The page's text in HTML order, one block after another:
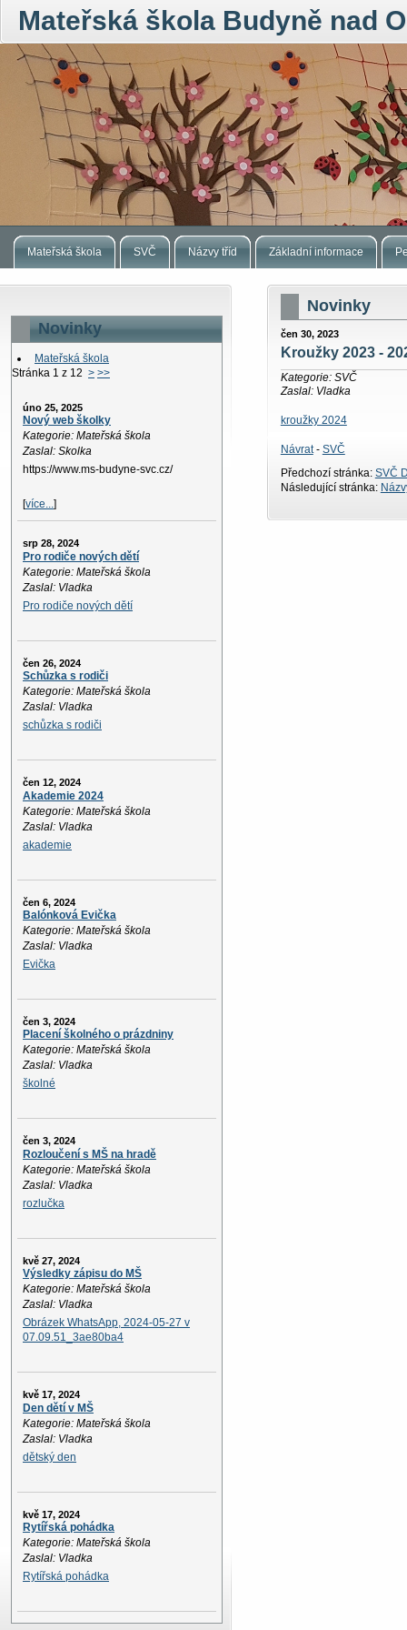
Mateřská škola Budyně nad
Mateřská škola SVČ Názvy tříd Základní informace
Novinky
Mateřská škola
Stránka 1 z 12 > >>
úno 25, 2025
Nový web školky
Kategorie: Mateřská škola
Zaslal: Skolka
https://www.ms-budyne-svc.cz/
[více...]
srp 28, 2024
Pro rodiče nových dětí
Kategorie: Mateřská škola
Zaslal: Vladka
Pro rodiče nových dětí
čen 26, 2024
Schůzka s rodiči
Kategorie: Mateřská škola
Zaslal: Vladka
schůzka s rodiči
čen 12, 2024
Akademie 2024
Kategorie: Mateřská škola
Zaslal: Vladka
akademie
čen 6, 2024
Balónková Evička
Kategorie: Mateřská škola
Zaslal: Vladka
Evička
čen 3, 2024
Placení školného o prázdniny
Kategorie: Mateřská škola
Zaslal: Vladka
školné
čen 3, 2024
Rozloučení s MŠ na hradě
Kategorie: Mateřská škola
Zaslal: Vladka
rozlučka
kvě 27, 2024
Výsledky zápisu do MŠ
Kategorie: Mateřská škola
Zaslal: Vladka
Obrázek WhatsApp, 2024-05-27 v
07.09.51_3ae80ba4
kvě 17, 2024
Den dětí v MŠ
Kategorie: Mateřská škola
Zaslal: Vladka
dětský den
kvě 17, 2024
Rytířská pohádka
Kategorie: Mateřská škola
Zaslal: Vladka
Rytířská pohádka
Novinky
čen 30, 2023
Kroužky 2023 -
Kategorie: SVČ
Zaslal: Vladka
kroužky 2024
Návrat- SVČ
Předchozí stránka: SVČ
Následující stránka: